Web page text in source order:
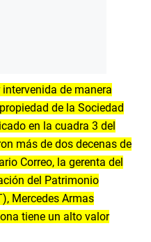
de manera
de la Sociedad
en la cuadra 3 del
más de dos decenas de
Correo, la gerenta del
del Patrimonio
Mercedes Armas
tiene un alto valor